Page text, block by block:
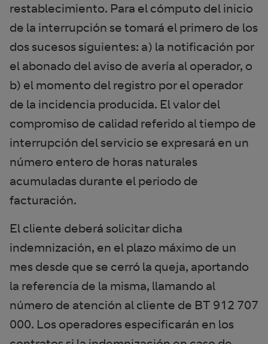
restablecimiento. Para el cómputo del inicio
de la interrupción se tomará el primero de los
dos sucesos siguientes: a) la notificación por
el abonado del aviso de avería al operador, o
b) el momento del registro por el operador
de la incidencia producida. El valor del
compromiso de calidad referido al tiempo de
interrupción del servicio se expresará en un
número entero de horas naturales
acumuladas durante el periodo de
facturación.
El cliente deberá solicitar dicha
indemnización, en el plazo máximo de un
mes desde que se cerró la queja, aportando
la referencia de la misma, llamando al
número de atención al cliente de BT 912 707
000. Los operadores especificarán en los